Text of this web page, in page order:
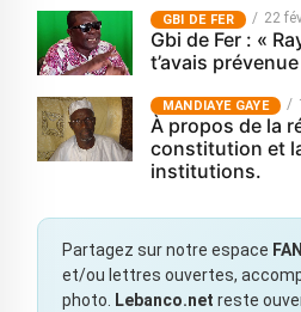
GBI DE FER 22
Gbi de Fer : «
t’avais prévenue
MANDIAYE GAYE
À propos de la
constitution et
institutions.
Partagez sur notre espace
et/ou lettres ouvertes,
photo.
Lebanco.net reste